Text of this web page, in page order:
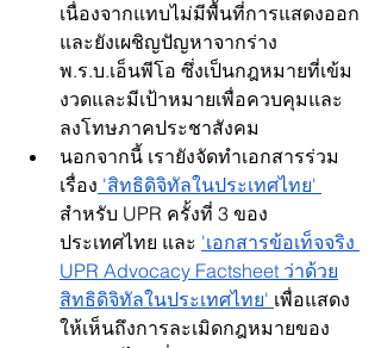
เนื่องจากแทบไม่มีพื้นที่การแสดงออก
และยังเผชิญปัญหาจากร่าง
พ.ร.บ.เอ็นพีโอ ซึ่งเป็นกฎหมายที่เข้ม
งวดและมีเป้าหมายเพื่อควบคุมและ
ลงโทษภาคประชาสังคม
นอกจากนี้ เรายังจัดทำเอกสารร่วม
เรื่อง 'สิทธิดิจิทัลในประเทศไทย'
สำหรับ UPR ครั้งที่ 3 ของ
ประเทศไทย และ 'เอกสารข้อเท็จจริง
UPR Advocacy Factsheet ว่าด้วย
สิทธิดิจิทัลในประเทศไทย' เพื่อแสดง
ให้เห็นถึงการละเมิดกฎหมายของ